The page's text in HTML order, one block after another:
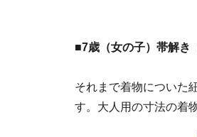
■7歳（女の子）帯解き
それまで着物についた
す。大人用の寸法の着